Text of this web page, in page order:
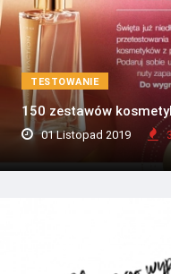
TESTOWANIE
150 zestawów
01 Listopad 2019